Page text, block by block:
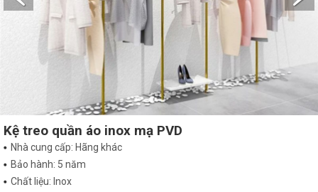
Kệ treo quần áo inox mạ PVD
Nhà cung cấp: Hãng khác
Bảo hành: 5 năm
Chất liệu: Inox